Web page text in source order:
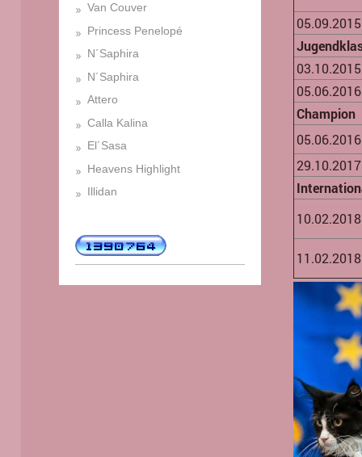
05.09.2015
03.10.2015
05.06.2016
Champion
05.06.2016
29.10.2017
10.02.2018
11.02.2018
Van Couver
Princess Penelopé
N´Saphira
N´Saphira
Attero
Calla Kalina
El´Sasa
Heavens Highlight
Illidan